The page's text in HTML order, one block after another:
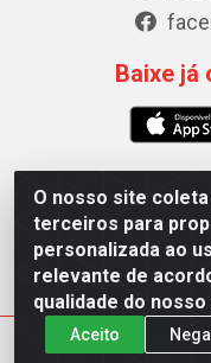
O nosso site
terceiros para
personalizada ao
relevante de
qualidade do
Aceito
Baixe já
Polybalas - Rua
Ernesto Geisel,